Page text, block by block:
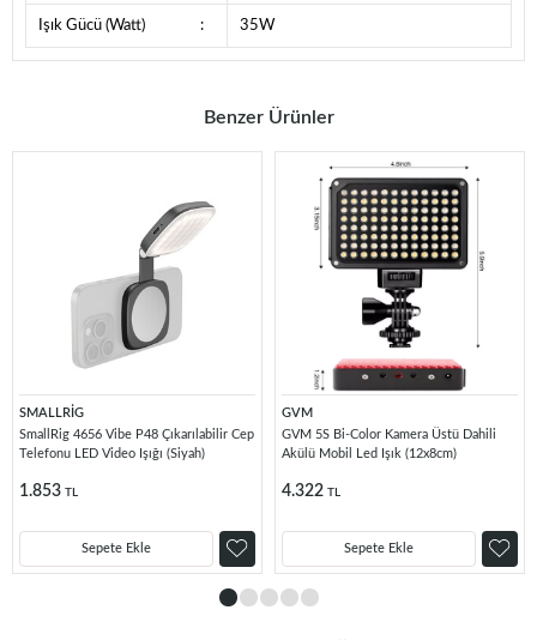
Işık Gücü (Watt) : 35W
Benzer Ürünler
SMALLRİG
SmallRig 4656 Vibe P48 Çıkarılabilir Cep
Telefonu LED Video Işığı (Siyah)
1.853 TL
Sepete Ekle
GVM
GVM 5S Bi-Color Kamera Üstü Dahili
Akülü Mobil Led Işık (12x8cm)
4.322 TL
Sepete Ekle